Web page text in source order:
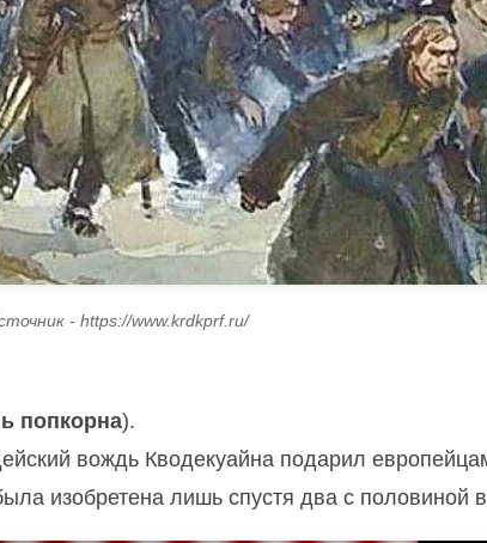
- https://www.krdkprf.ru/
попкорна).
вождь Кводекуайна подарил
изобретена лишь спустя два с половиной